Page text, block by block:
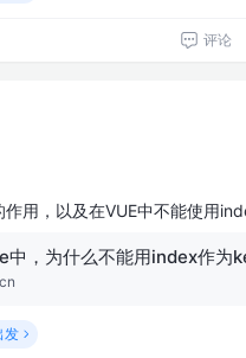
评论
作用，以及在VUE中不能使用
中，为什么不能用index作为
发